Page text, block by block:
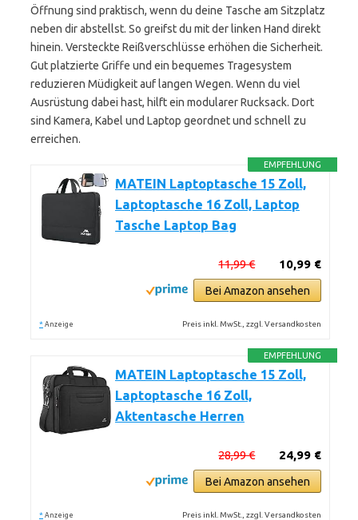
Öffnung sind praktisch, wenn du deine Tasche am Sitzplatz
neben dir abstellst. So greifst du mit der linken Hand direkt
hinein. Versteckte Reißverschlüsse erhöhen die Sicherheit.
Gut platzierte Griffe und ein bequemes Tragesystem
reduzieren Müdigkeit auf langen Wegen. Wenn du viel
Ausrüstung dabei hast, hilft ein modularer Rucksack. Dort
sind Kamera, Kabel und Laptop geordnet und schnell zu
erreichen.
EMPFEHLUNG
MATEIN Laptoptasche 15 Zoll,
Laptoptasche 16 Zoll, Laptop
Tasche Laptop Bag
10,99 €
11,99 €
Bei Amazon ansehen
* Anzeige Preis inkl. MwSt., zzgl. Versandkosten
EMPFEHLUNG
MATEIN Laptoptasche 15 Zoll,
Laptoptasche 16 Zoll,
Aktentasche Herren
24,99 €
28,99 €
Bei Amazon ansehen
* Anzeige Preis inkl. MwSt., zzgl. Versandkosten